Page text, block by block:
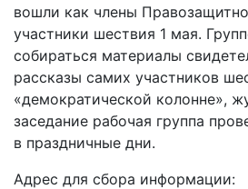
вошли как члены
участники шествия 1 мая.
собираться материалы
рассказы самих участников
«демократической колонне»,
заседание рабочая группа
в праздничные дни.
Адрес для сбора информации: